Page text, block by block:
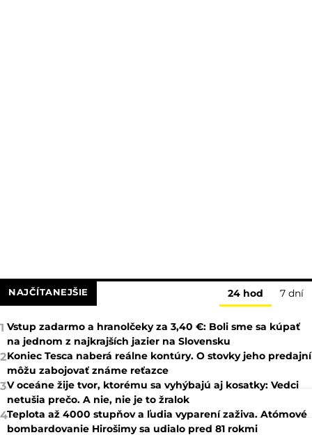
NAJČÍTANEJŠIE 24 hod 7 dní
1 Vstup zadarmo a hranolčeky za 3,40 €: Boli sme sa kúpať
na jednom z najkrajších jazier na Slovensku
2Koniec Tesca naberá reálne kontúry. O stovky jeho predajní
môžu zabojovať známe reťazce
3V oceáne žije tvor, ktorému sa vyhýbajú aj kosatky: Vedci
netušia prečo. A nie, nie je to žralok
4Teplota až 4000 stupňov a ľudia vyparení zaživa. Atómové
bombardovanie Hirošimy sa udialo pred 81 rokmi